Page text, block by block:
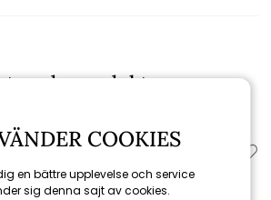
produkter
Spara
till 16/8
COOKIES
en bättre upplevelse och service
sig denna sajt av cookies.